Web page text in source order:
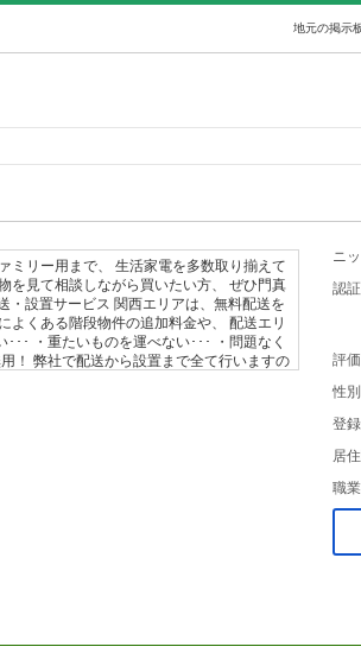
地元の掲示
ミリー用まで、 生活家電を多数取り揃えて
を見て相談しながら買いたい方、 ぜひ門真
設置サービス 関西エリアは、無料配送を
くある階段物件の追加料金や、 配送エリ
･･ ・重たいものを運べない･･･ ・問題なく
！ 弊社で配送から設置まで全て行いますの
はじめての家電選びで不安がある方は、
ニ
認証
評価
性別
登
居
職業